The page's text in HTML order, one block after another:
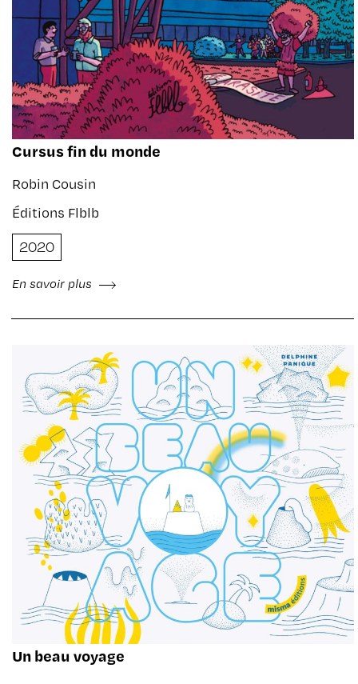
Cursus fin du monde
Robin Cousin
Éditions Flblb
2020
En savoir plus
Un beau voyage